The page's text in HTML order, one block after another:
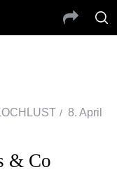
8. April
& Co